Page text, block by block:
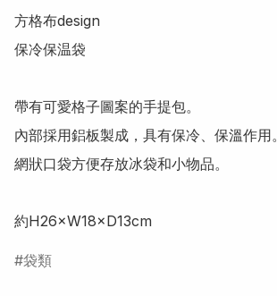
方格布design
保冷保温袋
帶有可愛格子圖案的手提包。
內部採用鋁板製成，具有保冷、保溫作用。
網狀口袋方便存放冰袋和小物品。
袋類